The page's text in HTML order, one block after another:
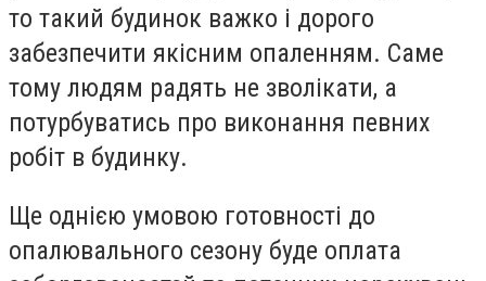
то такий будинок важко і дорого
забезпечити якісним опаленням. Саме
тому людям радять не зволікати, а
потурбуватись про виконання певних
робіт в будинку.
Ще однією умовою готовності до
опалювального сезону буде оплата